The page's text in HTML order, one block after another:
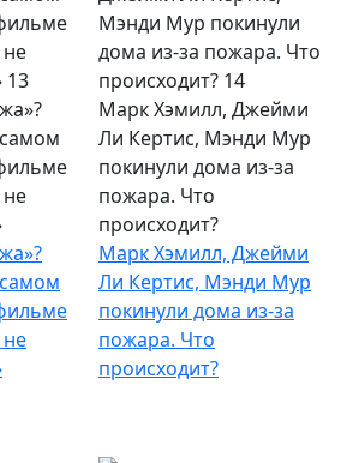
Марк Хэмилл, Джейми
Ли Кертис, Мэнди Мур
покинули дома из-за
пожара. Что
происходит?
Марк Хэмилл, Джейми
Ли Кертис, Мэнди Мур
покинули дома из-за
пожара. Что
происходит?